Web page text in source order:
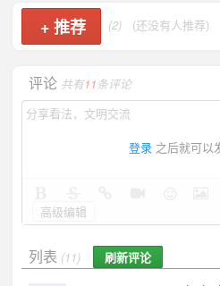
+推荐 (2) (还没有人推荐)
评论 共有11条评论
登录 之后就可以
高级编辑
列表 (11) 刷新评论